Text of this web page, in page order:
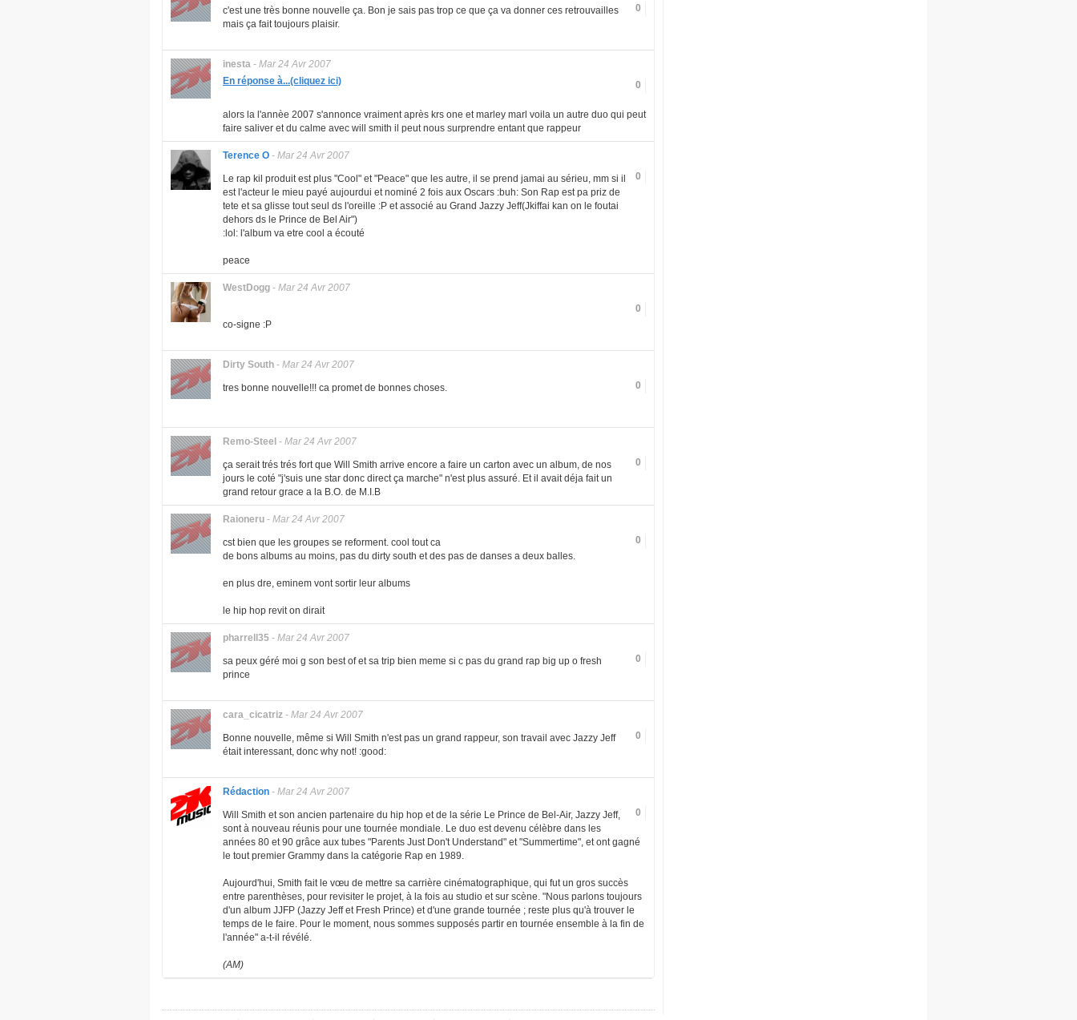
0
c'est une très bonne nouvelle ça. Bon je sais pas trop ce que ça va donner ces retrouvailles
mais ça fait toujours plaisir.
inesta - Mar 24 Avr 2007
0
En réponse à...(cliquez ici)
alors la l'annèe 2007 s'annonce vraiment après krs one et marley marl voila un autre duo qui peut
faire saliver et du calme avec will smith il peut nous surprendre entant que rappeur
Terence O - Mar 24 Avr 2007
0
Le rap kil produit est plus "Cool" et "Peace" que les autre, il se prend jamai au sérieu, mm si il
est l'acteur le mieu payé aujourdui et nominé 2 fois aux Oscars :buh: Son Rap est pa priz de
tete et sa glisse tout seul ds l'oreille :P et associé au Grand Jazzy Jeff(Jkiffai kan on le foutai
dehors ds le Prince de Bel Air")
:lol: l'album va etre cool a écouté
peace
WestDogg - Mar 24 Avr 2007
0
co-signe :P
Dirty South - Mar 24 Avr 2007
0
tres bonne nouvelle!!! ca promet de bonnes choses.
Remo-Steel - Mar 24 Avr 2007
0
ça serait trés trés fort que Will Smith arrive encore a faire un carton avec un album, de nos
jours le coté "j'suis une star donc direct ça marche" n'est plus assuré. Et il avait déja fait un
grand retour grace a la B.O. de M.I.B
Raioneru - Mar 24 Avr 2007
0
cst bien que les groupes se reforment. cool tout ca
de bons albums au moins, pas du dirty south et des pas de danses a deux balles.
en plus dre, eminem vont sortir leur albums
le hip hop revit on dirait
pharrell35 - Mar 24 Avr 2007
0
sa peux géré moi g son best of et sa trip bien meme si c pas du grand rap big up o fresh
prince
cara_cicatriz - Mar 24 Avr 2007
0
Bonne nouvelle, même si Will Smith n'est pas un grand rappeur, son travail avec Jazzy Jeff
était interessant, donc why not! :good:
Rédaction - Mar 24 Avr 2007
0
Will Smith et son ancien partenaire du hip hop et de la série Le Prince de Bel-Air, Jazzy Jeff,
sont à nouveau réunis pour une tournée mondiale. Le duo est devenu célèbre dans les
années 80 et 90 grâce aux tubes "Parents Just Don't Understand" et "Summertime", et ont gagné
le tout premier Grammy dans la catégorie Rap en 1989.
Aujourd'hui, Smith fait le vœu de mettre sa carrière cinématographique, qui fut un gros succès
entre parenthèses, pour revisiter le projet, à la fois au studio et sur scène. "Nous parlons toujours
d'un album JJFP (Jazzy Jeff et Fresh Prince) et d'une grande tournée ; reste plus qu'à trouver le
temps de le faire. Pour le moment, nous sommes supposés partir en tournée ensemble à la fin de
l'année" a-t-il révélé.
(AM)